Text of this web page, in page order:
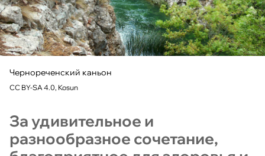
Чернореченский каньон
CC BY-SA 4.0, Kosun
За удивительное и
разнообразное сочетание,